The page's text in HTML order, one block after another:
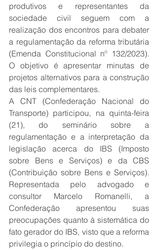
produtivos e representantes da
sociedade civil seguem com a
realização dos encontros para debater
a regulamentação da reforma tributária
(Emenda Constitucional nº 132/2023).
O objetivo é apresentar minutas de
projetos alternativos para a construção
das leis complementares.
A CNT (Confederação Nacional do
Transporte) participou, na quinta-feira
(21), do seminário sobre a
regulamentação e a interpretação da
legislação acerca do IBS (Imposto
sobre Bens e Serviços) e da CBS
(Contribuição sobre Bens e Serviços).
Representada pelo advogado e
consultor Marcelo Romanelli, a
Confederação apresentou suas
preocupações quanto à sistemática do
fato gerador do IBS, visto que a reforma
privilegia o princípio do destino.